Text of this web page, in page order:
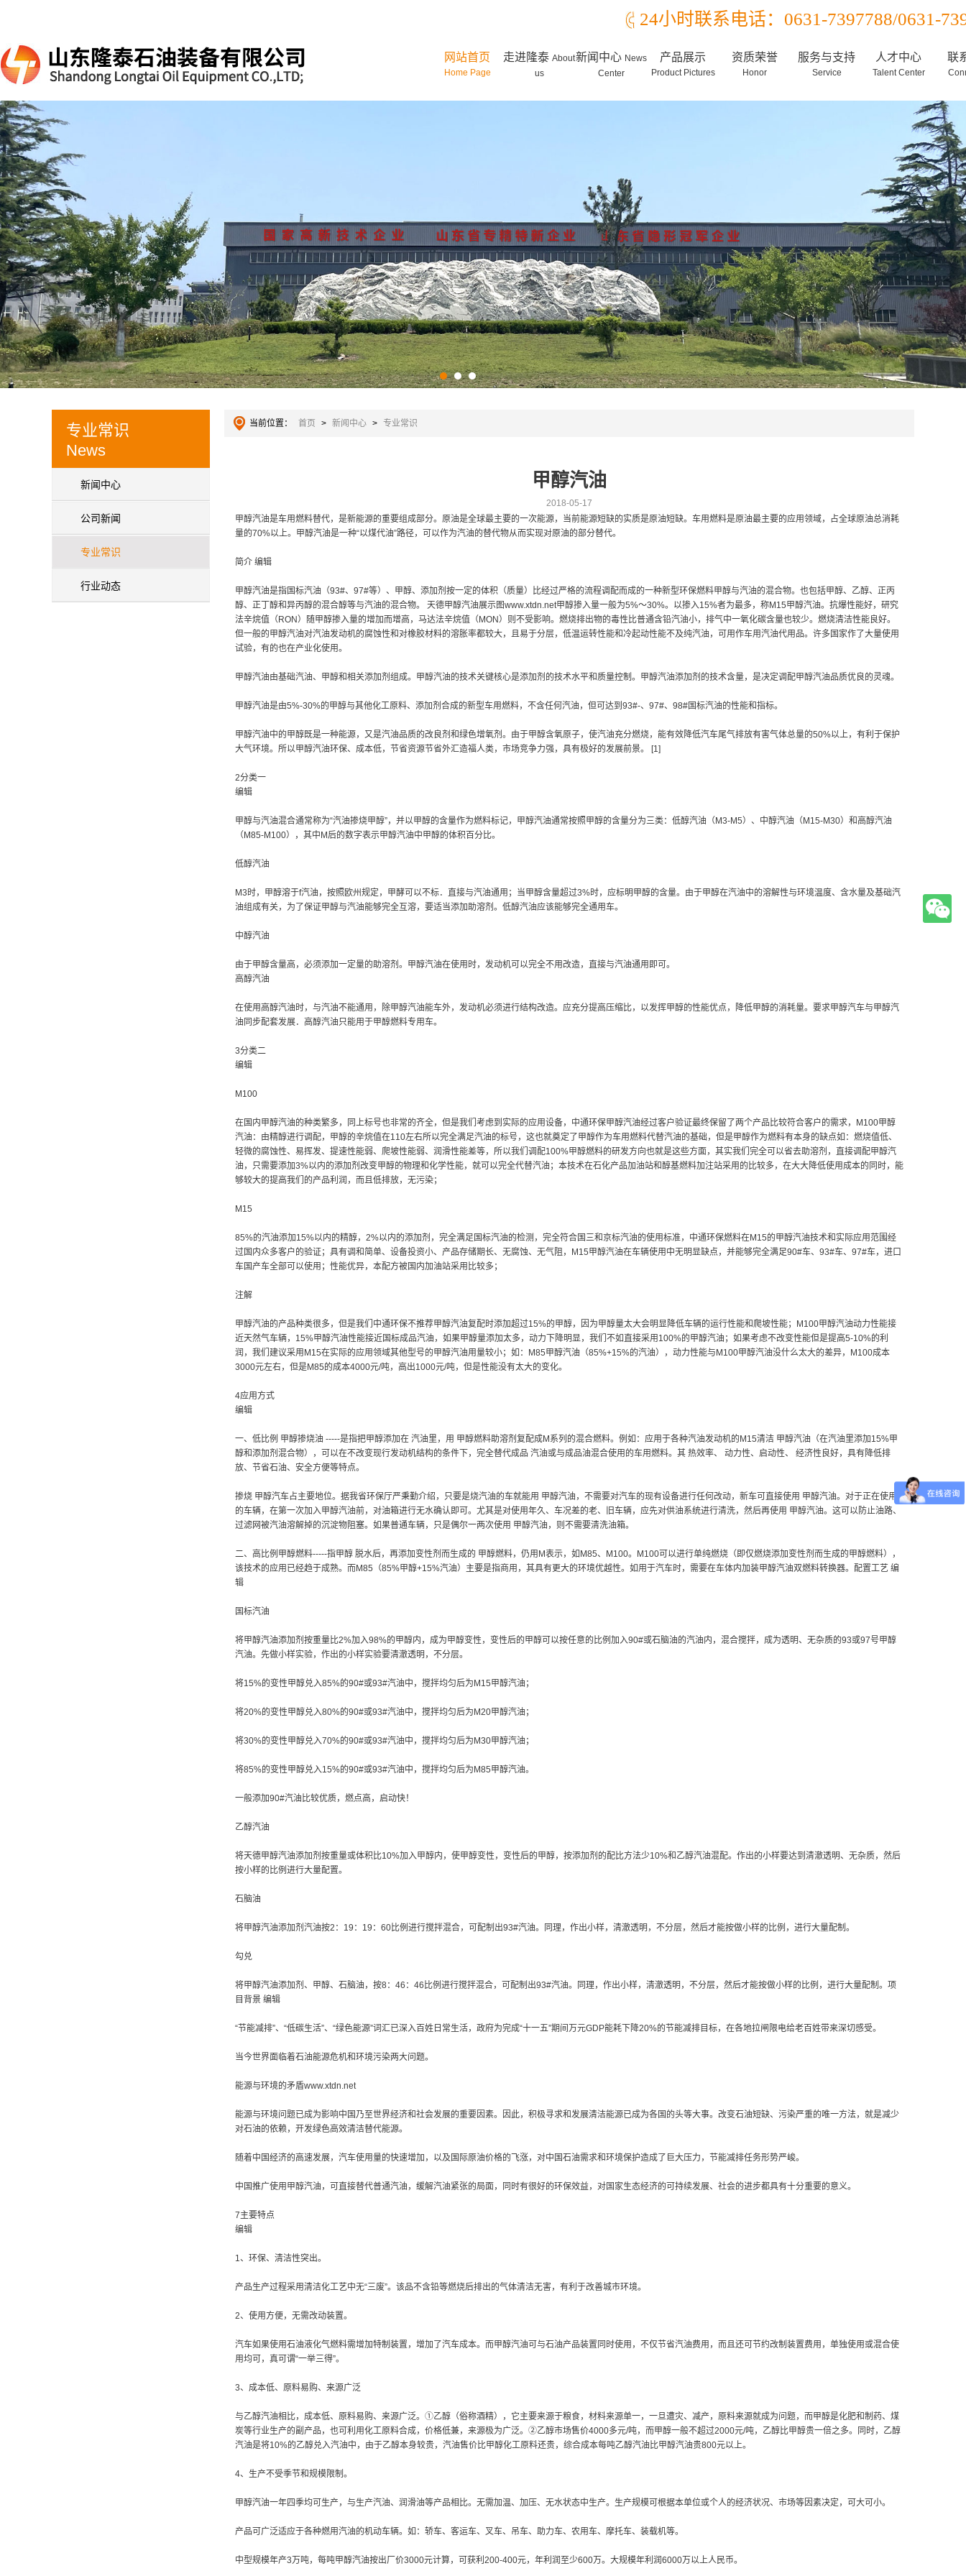
24小时联系电话：0631-7397788/0631-
网站首页
Home Page
走进隆泰 About
us
新闻中心 News
Center
产品展示
Product Pictures
资质荣誉
Honor
服务与支持
Service
人才中心
Talent Center
联
专业常识
News
新闻中心
公司新闻
专业常识
行业动态
当前位置： 首页 > 新闻中心 > 专业常识
甲醇汽油
2018-05-17
甲醇汽油是车用燃料替代，是新能源的重要组成部分。原油是全球最主要的一次能源，当前能源短缺的实质是原油短缺。车用燃料是原油最主要的应用领域，占全球原油总消耗
量的70%以上。甲醇汽油是一种“以煤代油”路径，可以作为汽油的替代物从而实现对原油的部分替代。
简介 编辑
甲醇汽油是指国标汽油（93#、97#等）、甲醇、添加剂按一定的体积（质量）比经过严格的流程调配而成的一种新型环保燃料甲醇与汽油的混合物。也包括甲醇、乙醇、正丙
醇、正丁醇和异丙醇的混合醇等与汽油的混合物。 天德甲醇汽油展示图www.xtdn.net甲醇掺入量一般为5%～30%。以掺入15%者为最多，称M15甲醇汽油。抗爆性能好，研究
法辛烷值（RON）随甲醇掺入量的增加而增高，马达法辛烷值（MON）则不受影响。燃烧排出物的毒性比普通含铅汽油小，排气中一氧化碳含量也较少。燃烧清洁性能良好。
但一般的甲醇汽油对汽油发动机的腐蚀性和对橡胶材料的溶胀率都较大，且易于分层，低温运转性能和冷起动性能不及纯汽油，可用作车用汽油代用品。许多国家作了大量使用
试验，有的也在产业化使用。
甲醇汽油由基础汽油、甲醇和相关添加剂组成。甲醇汽油的技术关键核心是添加剂的技术水平和质量控制。甲醇汽油添加剂的技术含量，是决定调配甲醇汽油品质优良的灵魂。
甲醇汽油是由5%-30%的甲醇与其他化工原料、添加剂合成的新型车用燃料，不含任何汽油，但可达到93#-、97#、98#国标汽油的性能和指标。
甲醇汽油中的甲醇既是一种能源，又是汽油品质的改良剂和绿色增氧剂。由于甲醇含氧原子，使汽油充分燃烧，能有效降低汽车尾气排放有害气体总量的50%以上，有利于保护
大气环境。所以甲醇汽油环保、成本低，节省资源节省外汇造福人类，市场竞争力强，具有极好的发展前景。 [1]
2分类一
编辑
甲醇与汽油混合通常称为“汽油掺烧甲醇”，并以甲醇的含量作为燃料标记，甲醇汽油通常按照甲醇的含量分为三类：低醇汽油（M3-M5）、中醇汽油（M15-M30）和高醇汽油
（M85-M100），其中M后的数字表示甲醇汽油中甲醇的体积百分比。
低醇汽油
M3时，甲醇溶于f汽油，按照欧州规定，甲酵可以不标．直接与汽油通用；当甲醇含量超过3%时，应标明甲醇的含量。由于甲醇在汽油中的溶解性与环境温度、含水量及基础汽
油组成有关，为了保证甲醇与汽油能够完全互溶，要适当添加助溶剂。低醇汽油应该能够完全通用车。
中醇汽油
由于甲醇含量高，必须添加一定量的助溶剂。甲醇汽油在使用时，发动机可以完全不用改造，直接与汽油通用即可。
高醇汽油
在使用高醇汽油时，与汽油不能通用，除甲醇汽油能车外，发动机必须进行结构改造。应充分提高压缩比，以发挥甲醇的性能优点，降低甲醇的消耗量。要求甲醇汽车与甲醇汽
油同步配套发展．高醇汽油只能用于甲醇燃料专用车。
3分类二
编辑
M100
在国内甲醇汽油的种类繁多，同上标号也非常的齐全，但是我们考虑到实际的应用设备，中通环保甲醇汽油经过客户验证最终保留了两个产品比较符合客户的需求，M100甲醇
汽油：由精醇进行调配，甲醇的辛烷值在110左右所以完全满足汽油的标号，这也就奠定了甲醇作为车用燃料代替汽油的基础，但是甲醇作为燃料有本身的缺点如：燃烧值低、
轻微的腐蚀性、易挥发、提速性能弱、爬坡性能弱、润滑性能差等，所以我们调配100%甲醇燃料的研发方向也就是这些方面，其实我们完全可以省去助溶剂，直接调配甲醇汽
油，只需要添加3%以内的添加剂改变甲醇的物理和化学性能，就可以完全代替汽油；本技术在石化产品加油站和醇基燃料加注站采用的比较多，在大大降低使用成本的同时，能
够较大的提高我们的产品利润，而且低排放，无污染；
M15
85%的汽油添加15%以内的精醇，2%以内的添加剂，完全满足国标汽油的检测，完全符合国三和京标汽油的使用标准，中通环保燃料在M15的甲醇汽油技术和实际应用范围经
过国内众多客户的验证；具有调和简单、设备投资小、产品存储期长、无腐蚀、无气阻，M15甲醇汽油在车辆使用中无明显缺点，并能够完全满足90#车、93#车、97#车，进口
车国产车全部可以使用；性能优异，本配方被国内加油站采用比较多；
注解
甲醇汽油的产品种类很多，但是我们中通环保不推荐甲醇汽油复配时添加超过15%的甲醇，因为甲醇量太大会明显降低车辆的运行性能和爬坡性能；M100甲醇汽油动力性能接
近天然气车辆，15%甲醇汽油性能接近国标成品汽油，如果甲醇量添加太多，动力下降明显，我们不如直接采用100%的甲醇汽油；如果考虑不改变性能但是提高5-10%的利
润，我们建议采用M15在实际的应用领域其他型号的甲醇汽油用量较小；如：M85甲醇汽油（85%+15%的汽油），动力性能与M100甲醇汽油没什么太大的差异，M100成本
3000元左右，但是M85的成本4000元/吨，高出1000元/吨，但是性能没有太大的变化。
4应用方式
编辑
一、低比例 甲醇掺烧油 -----是指把甲醇添加在 汽油里，用 甲醇燃料助溶剂复配成M系列的混合燃料。例如：应用于各种汽油发动机的M15清洁 甲醇汽油（在汽油里添加15%甲
醇和添加剂混合物），可以在不改变现行发动机结构的条件下，完全替代成品 汽油或与成品油混合使用的车用燃料。其 热效率、 动力性、启动性、 经济性良好，具有降低排
放、节省石油、安全方便等特点。
掺烧 甲醇汽车占主要地位。据我省环保厅严秉勤介绍，只要是烧汽油的车就能用 甲醇汽油，不需要对汽车的现有设备进行任何改动，新车可直接使用 甲醇汽油。对于正在使用
的车辆，在第一次加入甲醇汽油前，对油箱进行无水确认即可。尤其是对使用年久、车况差的老、旧车辆，应先对供油系统进行清洗，然后再使用 甲醇汽油。这可以防止油路、
过滤网被汽油溶解掉的沉淀物阻塞。如果普通车辆，只是偶尔一两次使用 甲醇汽油，则不需要清洗油箱。
二、高比例甲醇燃料-----指甲醇 脱水后，再添加变性剂而生成的 甲醇燃料，仍用M表示，如M85、M100。M100可以进行单纯燃烧（即仅燃烧添加变性剂而生成的甲醇燃料），
该技术的应用已经趋于成熟。而M85（85%甲醇+15%汽油）主要是指商用，其具有更大的环境优越性。如用于汽车时，需要在车体内加装甲醇汽油双燃料转换器。配置工艺 编
辑
国标汽油
将甲醇汽油添加剂按重量比2%加入98%的甲醇内，成为甲醇变性，变性后的甲醇可以按任意的比例加入90#或石脑油的汽油内，混合搅拌，成为透明、无杂质的93或97号甲醇
汽油。先做小样实验，作出的小样实验要清澈透明，不分层。
将15%的变性甲醇兑入85%的90#或93#汽油中，搅拌均匀后为M15甲醇汽油；
将20%的变性甲醇兑入80%的90#或93#汽油中，搅拌均匀后为M20甲醇汽油；
将30%的变性甲醇兑入70%的90#或93#汽油中，搅拌均匀后为M30甲醇汽油；
将85%的变性甲醇兑入15%的90#或93#汽油中，搅拌均匀后为M85甲醇汽油。
一般添加90#汽油比较优质，燃点高，启动快！
乙醇汽油
将天德甲醇汽油添加剂按重量或体积比10%加入甲醇内，使甲醇变性，变性后的甲醇，按添加剂的配比方法少10%和乙醇汽油混配。作出的小样要达到清澈透明、无杂质，然后
按小样的比例进行大量配置。
石脑油
将甲醇汽油添加剂汽油按2：19：19：60比例进行搅拌混合，可配制出93#汽油。同理，作出小样，清澈透明，不分层，然后才能按做小样的比例，进行大量配制。
勾兑
将甲醇汽油添加剂、甲醇、石脑油，按8：46：46比例进行搅拌混合，可配制出93#汽油。同理，作出小样，清澈透明，不分层，然后才能按做小样的比例，进行大量配制。项
目背景 编辑
“节能减排”、“低碳生活”、“绿色能源”词汇已深入百姓日常生活，政府为完成“十一五”期间万元GDP能耗下降20%的节能减排目标，在各地拉闸限电给老百姓带来深切感受。
当今世界面临着石油能源危机和环境污染两大问题。
能源与环境的矛盾www.xtdn.net
能源与环境问题已成为影响中国乃至世界经济和社会发展的重要因素。因此，积极寻求和发展清洁能源已成为各国的头等大事。改变石油短缺、污染严重的唯一方法，就是减少
对石油的依赖，开发绿色高效清洁替代能源。
随着中国经济的高速发展，汽车使用量的快速增加，以及国际原油价格的飞涨，对中国石油需求和环境保护造成了巨大压力，节能减排任务形势严峻。
中国推广使用甲醇汽油，可直接替代普通汽油，缓解汽油紧张的局面，同时有很好的环保效益，对国家生态经济的可持续发展、社会的进步都具有十分重要的意义。
7主要特点
编辑
1、环保、清洁性突出。
产品生产过程采用清洁化工艺中无“三废”。该品不含铅等燃烧后排出的气体清洁无害，有利于改善城市环境。
2、使用方便，无需改动装置。
汽车如果使用石油液化气燃料需增加特制装置，增加了汽车成本。而甲醇汽油可与石油产品装置同时使用，不仅节省汽油费用，而且还可节约改制装置费用，单独使用或混合使
用均可，真可谓“一举三得”。
3、成本低、原料易购、来源广泛
与乙醇汽油相比，成本低、原料易购、来源广泛。①乙醇（俗称酒精），它主要来源于粮食，材料来源单一，一旦遭灾、减产，原料来源就成为问题，而甲醇是化肥和制药、煤
炭等行业生产的副产品，也可利用化工原料合成，价格低兼，来源极为广泛。②乙醇市场售价4000多元/吨，而甲醇一般不超过2000元/吨，乙醇比甲醇贵一倍之多。同时，乙醇
汽油是将10%的乙醇兑入汽油中，由于乙醇本身较贵，汽油售价比甲醇化工原料还贵，综合成本每吨乙醇汽油比甲醇汽油贵800元以上。
4、生产不受季节和规模限制。
甲醇汽油一年四季均可生产，与生产汽油、润滑油等产品相比。无需加温、加压、无水状态中生产。生产规模可根据本单位或个人的经济状况、市场等因素决定，可大可小。
产品可广泛适应于各种燃用汽油的机动车辆。如：轿车、客运车、叉车、吊车、助力车、农用车、摩托车、装载机等。
中型规模年产3万吨，每吨甲醇汽油按出厂价3000元计算，可获利200-400元，年利润至少600万。大规模年利润6000万以上人民币。